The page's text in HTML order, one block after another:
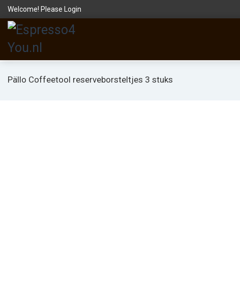
Welcome! Please Login
Pällo Coffeetool reserveborsteltjes 3 stuks